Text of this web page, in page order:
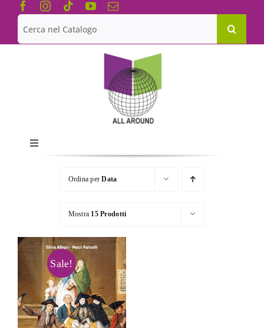
Salta
contenuto
Cerca
per:
Toggle
Navigation
Chi siamo
Le Collane
Catalogo
Ordina perData
Mostra 15 Prodotti
Sale!